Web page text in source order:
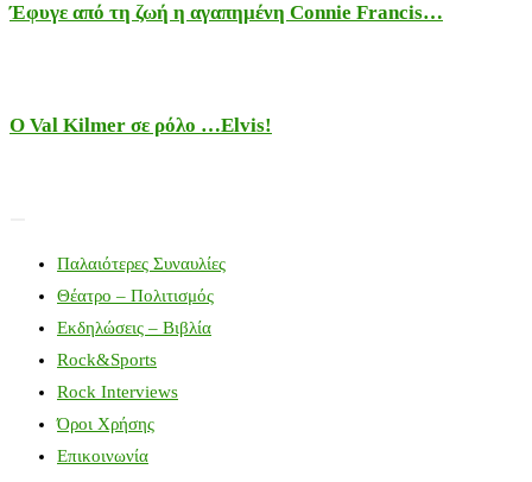
Έφυγε από τη ζωή η αγαπημένη Connie Francis…
Ο Val Kilmer σε ρόλο …Elvis!
Παλαιότερες Συναυλίες
Θέατρο – Πολιτισμός
Εκδηλώσεις – Βιβλία
Rock&Sports
Rock Interviews
Όροι Χρήσης
Επικοινωνία